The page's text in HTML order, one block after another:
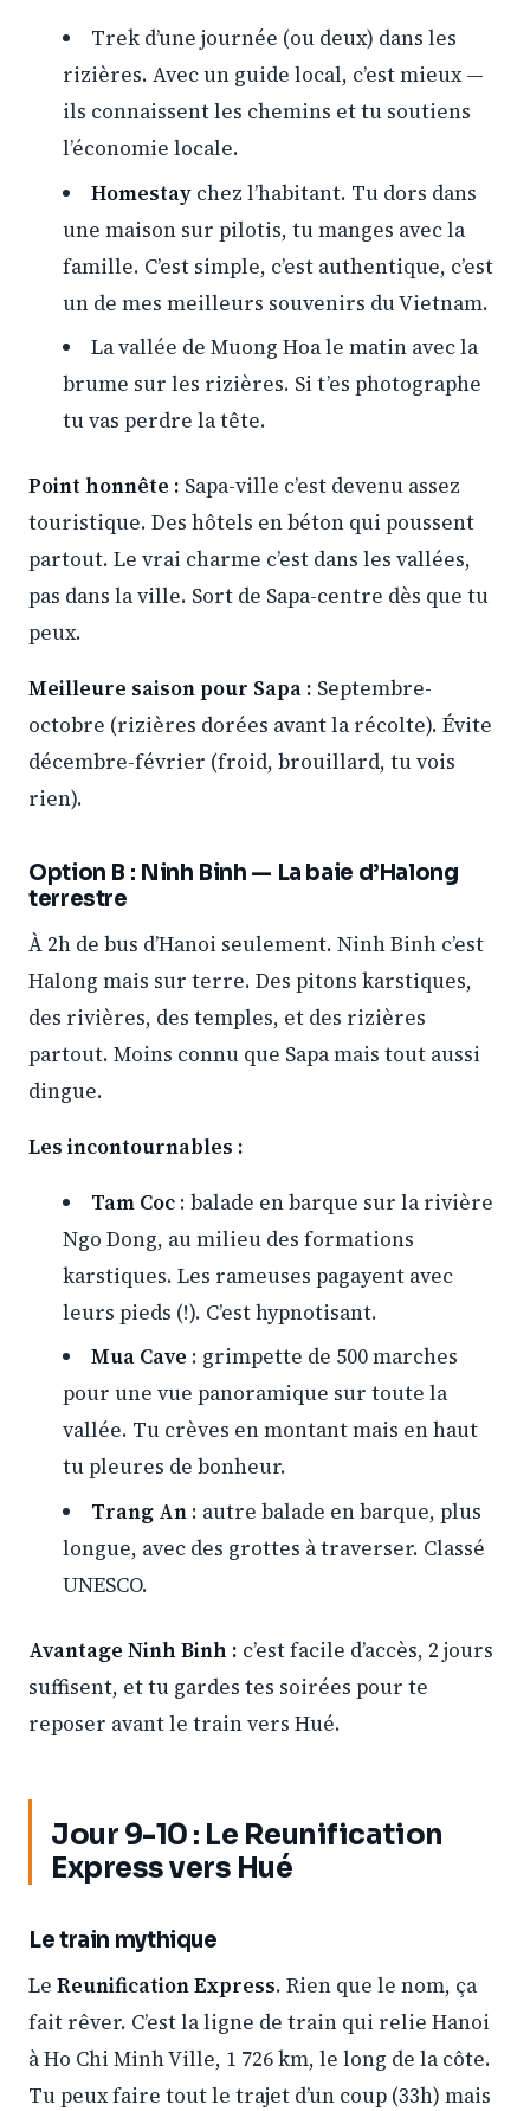
Trek d’une journée (ou deux) dans les
rizières. Avec un guide local, c’est mieux —
ils connaissent les chemins et tu soutiens
l’économie locale.
Homestay chez l’habitant. Tu dors dans
une maison sur pilotis, tu manges avec la
famille. C’est simple, c’est authentique, c’est
un de mes meilleurs souvenirs du Vietnam.
La vallée de Muong Hoa le matin avec la
brume sur les rizières. Si t’es photographe
tu vas perdre la tête.
Point honnête : Sapa-ville c’est devenu assez
touristique. Des hôtels en béton qui poussent
partout. Le vrai charme c’est dans les vallées,
pas dans la ville. Sort de Sapa-centre dès que tu
peux.
Meilleure saison pour Sapa : Septembre-
octobre (rizières dorées avant la récolte). Évite
décembre-février (froid, brouillard, tu vois
rien).
Option B : Ninh Binh — La baie d’Halong
terrestre
À 2h de bus d’Hanoi seulement. Ninh Binh c’est
Halong mais sur terre. Des pitons karstiques,
des rivières, des temples, et des rizières
partout. Moins connu que Sapa mais tout aussi
dingue.
Les incontournables :
Tam Coc : balade en barque sur la rivière
Ngo Dong, au milieu des formations
karstiques. Les rameuses pagayent avec
leurs pieds (!). C’est hypnotisant.
Mua Cave : grimpette de 500 marches
pour une vue panoramique sur toute la
vallée. Tu crèves en montant mais en haut
tu pleures de bonheur.
Trang An : autre balade en barque, plus
longue, avec des grottes à traverser. Classé
UNESCO.
Avantage Ninh Binh : c’est facile d’accès, 2 jours
suffisent, et tu gardes tes soirées pour te
reposer avant le train vers Hué.
Jour 9-10 : Le Reunification
Express vers Hué
Le train mythique
Le Reunification Express. Rien que le nom, ça
fait rêver. C’est la ligne de train qui relie Hanoi
à Ho Chi Minh Ville, 1 726 km, le long de la côte.
Tu peux faire tout le trajet d’un coup (33h) mais